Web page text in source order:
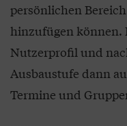
persönlichen
hinzufügen können.
Nutzerprofil und
Ausbaustufe dann
Termine und